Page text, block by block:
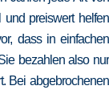
preiswert helfen
dass in einfachen
bezahlen also nur
Bei abgebrochenen